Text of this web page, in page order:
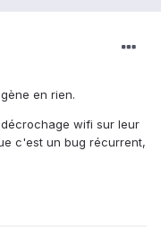
en rien.
wifi sur leur
c'est un bug récurrent,